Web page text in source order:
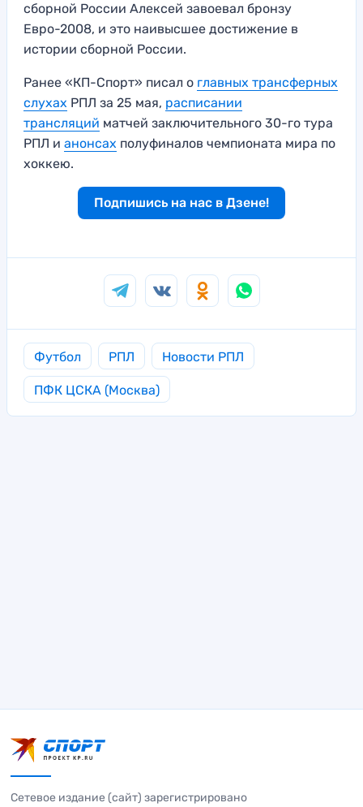
сборной России Алексей завоевал бронзу
Евро-2008, и это наивысшее достижение в
истории сборной России.
Ранее «КП-Спорт» писал о главных трансферных
слухах РПЛ за 25 мая, расписании
трансляций матчей заключительного 30-го тура
РПЛ и анонсах полуфиналов чемпионата мира по
хоккею.
Подпишись на нас в Дзене!
Футбол РПЛ Новости РПЛ
ПФК ЦСКА (Москва)
Сетевое издание (сайт) зарегистрировано